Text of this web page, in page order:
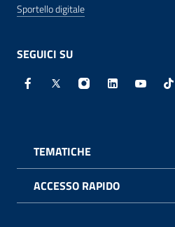
Sportello digitale
SEGUICI SU
Facebook - Sito esterno -
X - Sito esterno -
Instagram -
Linkedin -
TEMATICHE
ACCESSO RAPIDO